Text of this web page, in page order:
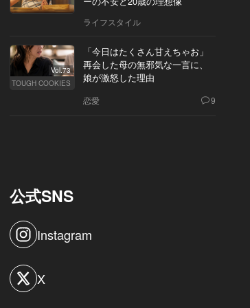
ライフスタイル
Vol.73
TOUGH COOKIES
「今日はたくさん甘えちゃお」
再会した母の無邪気な一言に、
娘が激怒した理由
恋愛 9
公式SNS
Instagram
X